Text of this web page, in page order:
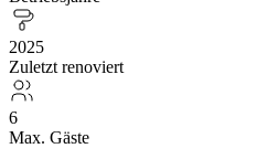
2025
Zuletzt renoviert
6
Max. Gäste